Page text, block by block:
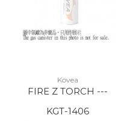
Kovea
FIRE Z TORCH ---
KGT-1406